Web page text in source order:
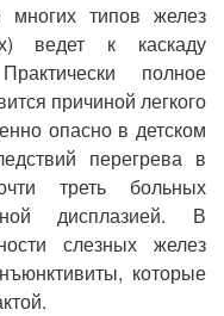
многих типов желез
ведет к каскаду
полное
причиной легкого
опасно в детском
перегрева в
треть больных
дисплазией. В
слезных желез
которые